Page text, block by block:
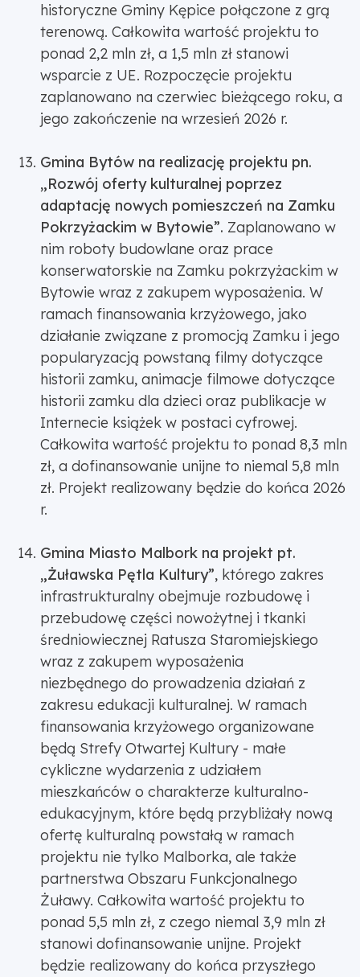
historyczne Gminy Kępice połączone z grą
terenową. Całkowita wartość projektu to
ponad 2,2 mln zł, a 1,5 mln zł stanowi
wsparcie z UE. Rozpoczęcie projektu
zaplanowano na czerwiec bieżącego roku, a
jego zakończenie na wrzesień 2026 r.
Gmina Bytów na realizację projektu pn.
„Rozwój oferty kulturalnej poprzez
adaptację nowych pomieszczeń na Zamku
Pokrzyżackim w Bytowie”. Zaplanowano w
nim roboty budowlane oraz prace
konserwatorskie na Zamku pokrzyżackim w
Bytowie wraz z zakupem wyposażenia. W
ramach finansowania krzyżowego, jako
działanie związane z promocją Zamku i jego
popularyzacją powstaną filmy dotyczące
historii zamku, animacje filmowe dotyczące
historii zamku dla dzieci oraz publikacje w
Internecie książek w postaci cyfrowej.
Całkowita wartość projektu to ponad 8,3 mln
zł, a dofinansowanie unijne to niemal 5,8 mln
zł. Projekt realizowany będzie do końca 2026
r.
Gmina Miasto Malbork na projekt pt.
„Żuławska Pętla Kultury”, którego zakres
infrastrukturalny obejmuje rozbudowę i
przebudowę części nowożytnej i tkanki
średniowiecznej Ratusza Staromiejskiego
wraz z zakupem wyposażenia
niezbędnego do prowadzenia działań z
zakresu edukacji kulturalnej. W ramach
finansowania krzyżowego organizowane
będą Strefy Otwartej Kultury - małe
cykliczne wydarzenia z udziałem
mieszkańców o charakterze kulturalno-
edukacyjnym, które będą przybliżały nową
ofertę kulturalną powstałą w ramach
projektu nie tylko Malborka, ale także
partnerstwa Obszaru Funkcjonalnego
Żuławy. Całkowita wartość projektu to
ponad 5,5 mln zł, z czego niemal 3,9 mln zł
stanowi dofinansowanie unijne. Projekt
będzie realizowany do końca przyszłego